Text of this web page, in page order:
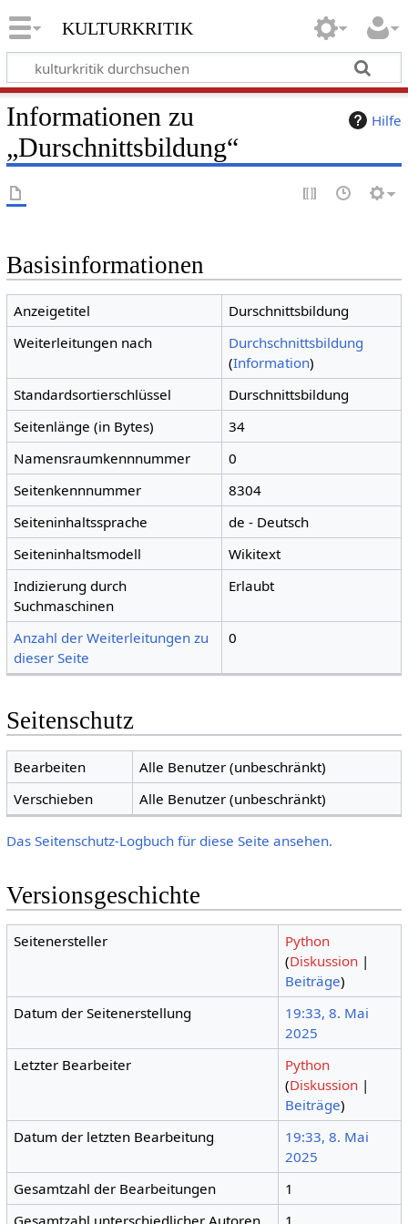
kulturkritik
Hilfe
Informationen zu
„Durschnittsbildung“
Basisinformationen
Anzeigetitel
Durschnittsbildung
Weiterleitungen nach
Durchschnittsbildung
(Information)
Standardsortierschlüssel
Durschnittsbildung
Seitenlänge (in Bytes)
34
Namensraumkennnummer
0
Seitenkennnummer
8304
Seiteninhaltssprache
de - Deutsch
Seiteninhaltsmodell
Wikitext
Indizierung durch
Suchmaschinen
Erlaubt
Anzahl der Weiterleitungen zu
dieser Seite
0
Seitenschutz
Bearbeiten
Alle Benutzer (unbeschränkt)
Verschieben
Alle Benutzer (unbeschränkt)
Das Seitenschutz-Logbuch für diese Seite ansehen.
Versionsgeschichte
Seitenersteller
Python
(Diskussion |
Beiträge)
Datum der Seitenerstellung
19:33, 8. Mai
2025
Letzter Bearbeiter
Python
(Diskussion |
Beiträge)
Datum der letzten Bearbeitung
19:33, 8. Mai
2025
Gesamtzahl der Bearbeitungen
1